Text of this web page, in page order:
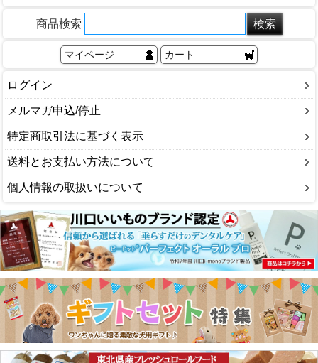
商品検索
マイページ カート
ログイン
メルマガ申込/停止
特定商取引法に基づく表示
送料とお支払い方法について
個人情報の取扱いについて